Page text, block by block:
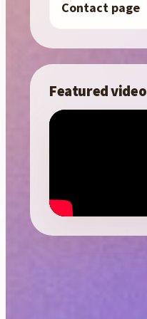
Contact page
Featured video